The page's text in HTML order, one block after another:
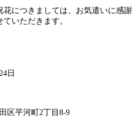
花につきましては、お気遣いに感謝
いただきます。
日
区平河町2丁目8-9